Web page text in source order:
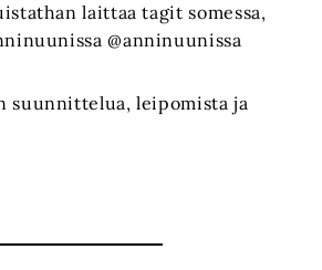
laittaa tagit somessa,
@anninuunissa
suunnittelua, leipomista ja